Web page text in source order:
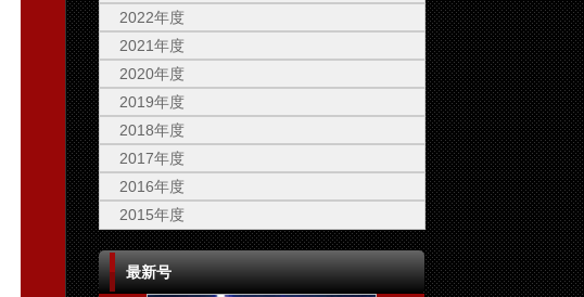
2022年度
2021年度
2020年度
2019年度
2018年度
2017年度
2016年度
2015年度
最新号